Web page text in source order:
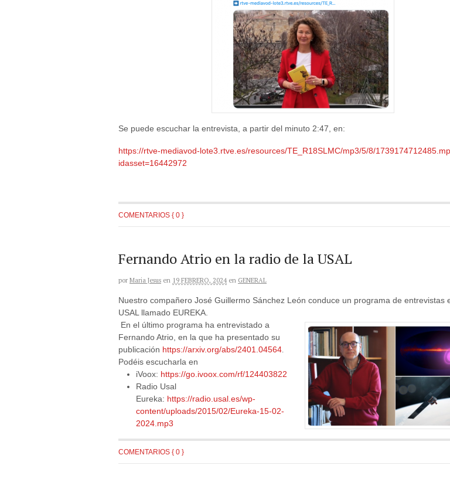
Se puede escuchar la entrevista, a partir del minuto 2:47, en:
https://rtve-mediavod-lote3.rtve.es/resources/TE_R18SLMC/mp3/5/8/
idasset=16442972
COMENTARIOS { 0 }
Fernando Atrio en la radio de la USAL
por Maria Jesus en 19 FEBRERO, 2024 en GENERAL
Nuestro compañero José Guillermo Sánchez León conduce un programa de entrevistas
USAL llamado EUREKA.
En el último programa ha entrevistado a
Fernando Atrio, en la que ha presentado su
publicación https://arxiv.org/abs/2401.04564.
Podéis escucharla en
iVoox: https://go.ivoox.com/rf/124403822
Radio Usal
Eureka: https://radio.usal.es/wp-
content/uploads/2015/02/Eureka-15-02-
2024.mp3
COMENTARIOS { 0 }